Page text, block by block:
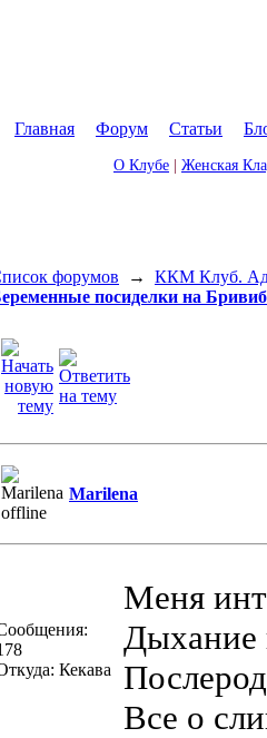
Главная Форум Статьи
О Клубе Женская
форумов → ККМ Клуб.
посиделки на
Marilena
Кекава
Меня
Дыхание
Все о